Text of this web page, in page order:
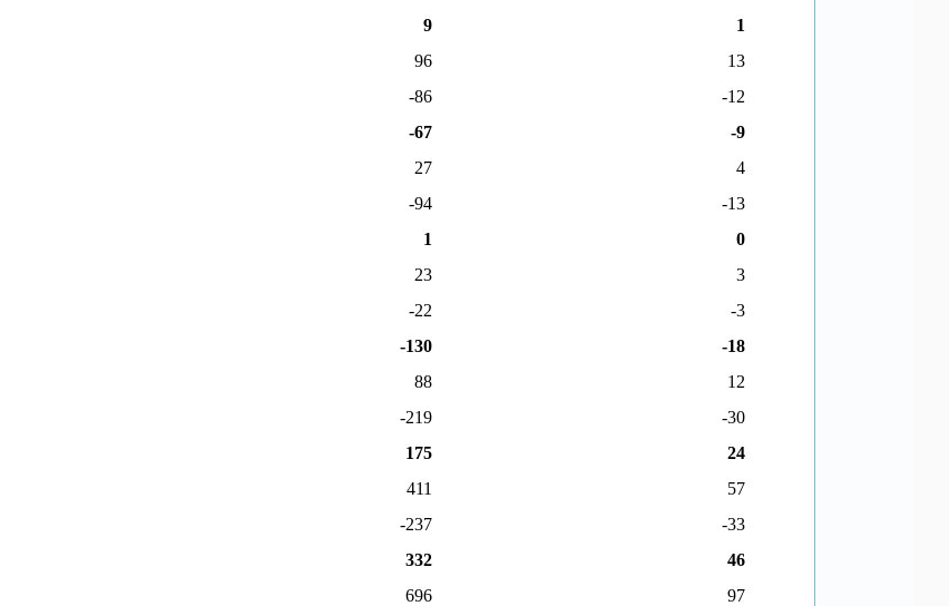
9
1
96
13
-86
-12
-67
-9
27
4
-94
-13
1
0
23
3
-22
-3
-130
-18
88
12
-219
-30
175
24
411
57
-237
-33
332
46
696
97